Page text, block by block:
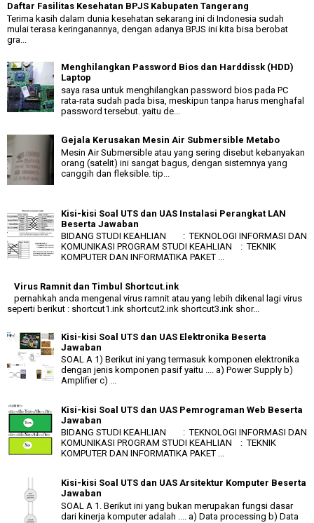
Daftar Fasilitas Kesehatan BPJS Kabupaten Tangerang
Terima kasih dalam dunia kesehatan sekarang ini di Indonesia sudah
mulai terasa keringanannya, dengan adanya BPJS ini kita bisa berobat
gra...
Menghilangkan Password Bios dan Harddissk (HDD)
Laptop
saya rasa untuk menghilangkan password bios pada PC
rata-rata sudah pada bisa, meskipun tanpa harus menghafal
password tersebut. yaitu de...
Gejala Kerusakan Mesin Air Submersible Metabo
Mesin Air Submersible atau yang sering disebut kebanyakan
orang (satelit) ini sangat bagus, dengan sistemnya yang
canggih dan fleksible. tip...
Kisi-kisi Soal UTS dan UAS Instalasi Perangkat LAN
Beserta Jawaban
BIDANG STUDI KEAHLIAN : TEKNOLOGI INFORMASI DAN
KOMUNIKASI PROGRAM STUDI KEAHLIAN : TEKNIK
KOMPUTER DAN INFORMATIKA PAKET ...
Virus Ramnit dan Timbul Shortcut.ink
pernahkah anda mengenal virus ramnit atau yang lebih dikenal lagi virus
seperti berikut : shortcut1.ink shortcut2.ink shortcut3.ink shor...
Kisi-kisi Soal UTS dan UAS Elektronika Beserta
Jawaban
SOAL A 1) Berikut ini yang termasuk komponen elektronika
dengan jenis komponen pasif yaitu .... a) Power Supply b)
Amplifier c) ...
Kisi-kisi Soal UTS dan UAS Pemrograman Web Beserta
Jawaban
BIDANG STUDI KEAHLIAN : TEKNOLOGI INFORMASI DAN
KOMUNIKASI PROGRAM STUDI KEAHLIAN : TEKNIK
KOMPUTER DAN INFORMATIKA PAKET ...
Kisi-kisi Soal UTS dan UAS Arsitektur Komputer Beserta
Jawaban
SOAL A 1. Berikut ini yang bukan merupakan fungsi dasar
dari kinerja komputer adalah .... a) Data processing b) Data